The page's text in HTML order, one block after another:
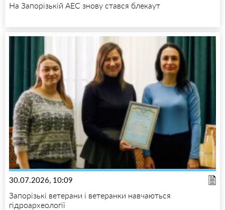
На Запорізькій АЕС знову стався блекаут
30.07.2026, 10:09
Запорізькі ветерани і ветеранки навчаються
гідроархеології